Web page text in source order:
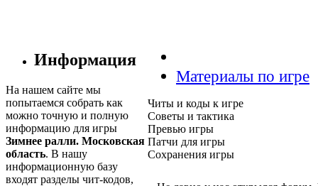
Информация
На нашем сайте мы
попытаемся собрать как
можно точную и полную
информацию для игры
Зимнее ралли. Московская
область. В нашу
информационную базу
входят разделы чит-кодов,
Материалы по игре
Читы и коды к игре
Советы и тактика
Превью игры
Патчи для игры
Сохранения игры